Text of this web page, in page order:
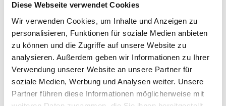
Diese Webseite verwendet Cookies
Wir verwenden Cookies, um Inhalte und Anzeigen zu
personalisieren, Funktionen für soziale Medien anbieten
zu können und die Zugriffe auf unsere Website zu
analysieren. Außerdem geben wir Informationen zu Ihrer
Verwendung unserer Website an unsere Partner für
soziale Medien, Werbung und Analysen weiter. Unsere
Partner führen diese Informationen möglicherweise mit
Erzbischof von Köln und Kanzler des Kaisers
Friedrich Barbarossa, und Adolf I. machten die
Grafschaft überregional bekannt. Auf vier
Geschossebenen eines alten Fachwerkhauses
wird die Entwicklung der früheren Grafschaft an
Modellen vorgestellt. Neben Exponaten zur
Handwerks- und Hausarbeitsgeschichte